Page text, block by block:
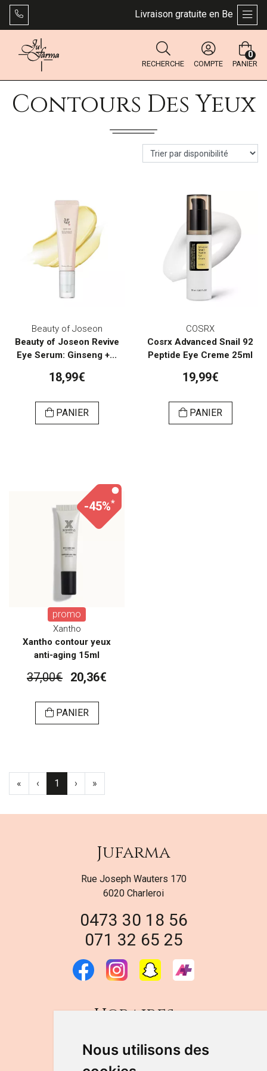
Nous utilisons des
Livraison gratuite en Belgique
RECHERCHE COMPTE PANIER
0
Contours Des Yeux
Beauty of Joseon
Beauty of Joseon Revive
Eye Serum: Ginseng +...
18,99€
PANIER
COSRX
Cosrx Advanced Snail 92
Peptide Eye Creme 25ml
19,99€
PANIER
-45%*
promo
Xantho
Xantho contour yeux
anti-aging 15ml
37,00€ 20,36€
PANIER
« ‹ 1 › »
Jufarma
Rue Joseph Wauters 170
6020 Charleroi
0473 30 18 56
071 32 65 25
Horaires
DU LUNDI AU VENDREDI
de 9h à 12h30 et de 14h à 18h